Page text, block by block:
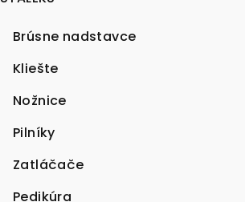
Brúsne nadstavce
Kliešte
Nožnice
Pilníky
Zatláčače
Pedikúra